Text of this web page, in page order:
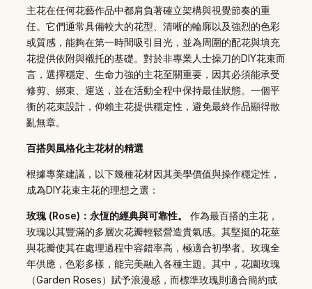
主花在任何花藝作品中都肩負著確立架構與視覺節奏的重
任。它們通常具備較大的花型、清晰的輪廓以及強烈的色彩
或質感，能夠在第一時間吸引目光，並為周圍的配花與填充
花提供依附與襯托的基礎。對於非專業人士操刀的DIY花束而
言，選擇穩定、生命力強的主花至關重要，因其必須能承受
修剪、綁束、運送，並在活動全程中保持最佳狀態。一個平
衡的花束設計，仰賴主花提供穩定性，避免最終作品顯得散
亂無章。
百搭與風格化主花材的精選
根據專業建議，以下幾種花材因其美學價值與操作穩定性，
成為DIY花束主花的理想之選：
玫瑰 (Rose)：永恆的經典與可靠性。
作為最百搭的主花，
玫瑰以其豐滿的多層次花瓣輕鬆營造貴氣感。其堅挺的花莖
與花瓣使其在處理過程中容錯率高，極適合初學者。玫瑰全
年供應，色彩多樣，能完美融入各種主題。其中，花園玫瑰
（Garden Roses）賦予浪漫感，而標準玫瑰則適合簡約或